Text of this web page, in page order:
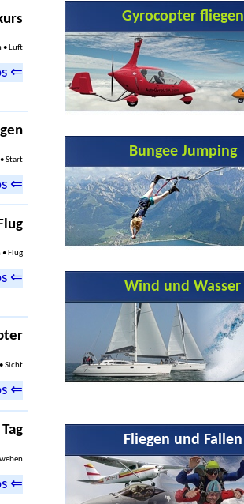
• Luft
⇐
Start
⇐
Flug
⇐
Sicht
⇐
⇐
Gyrocopter fliegen
Bungee Jumping
Wind und Wasser
Fliegen und Fallen